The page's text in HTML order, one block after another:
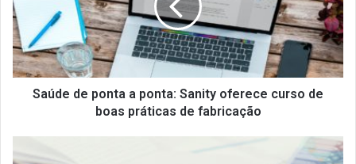
e
d
e
p
o
p
Saúde de ponta a ponta: Sanity oferece curso de
boas práticas de fabricação
C